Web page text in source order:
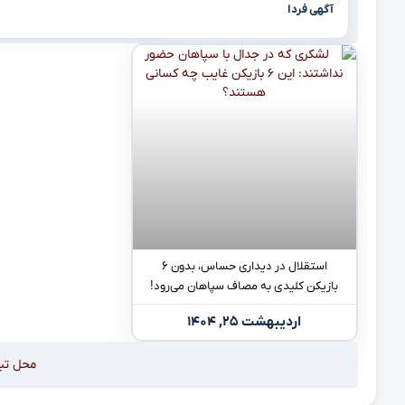
آگهی فردا
استقلال در دیداری حساس، بدون ۶
بازیکن کلیدی به مصاف سپاهان می‌رود!
اردیبهشت ۲۵, ۱۴۰۴
محل